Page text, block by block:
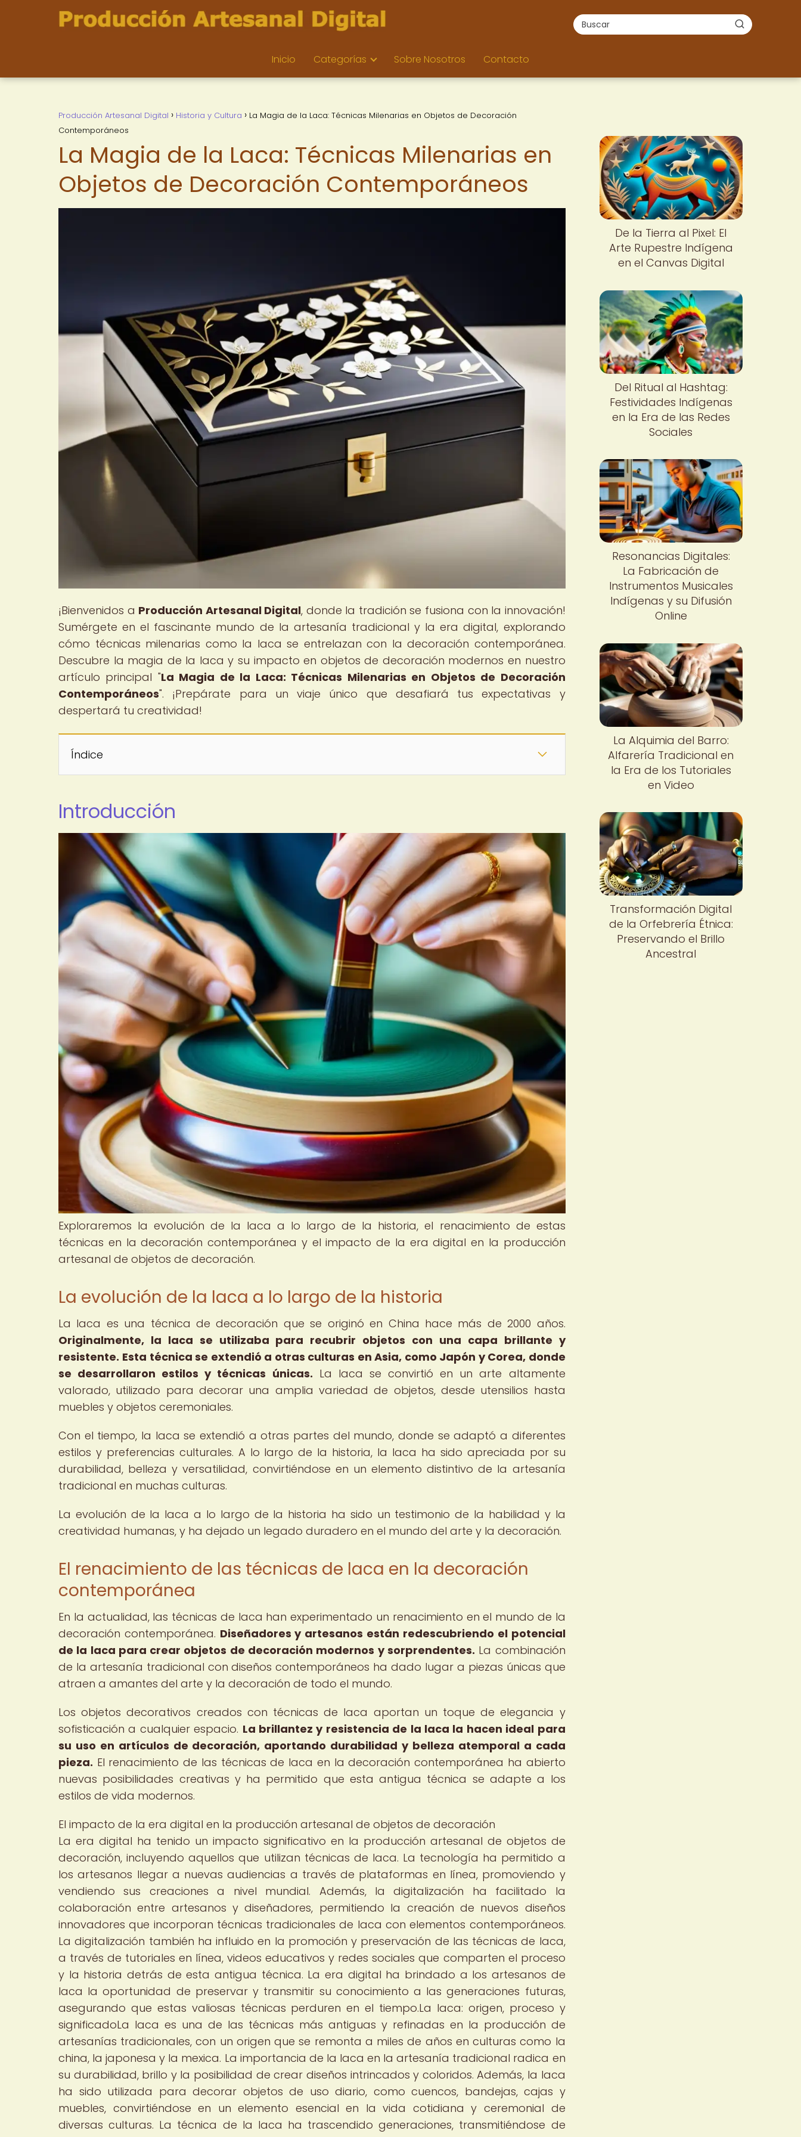
Inicio Categorías Sobre Nosotros Contacto
Producción Artesanal Digital Historia y Cultura
La Magia de la Laca: Técnicas Milenarias en Objetos de Decoración
Contemporáneos
La Magia de la Laca: Técnicas Milenarias en
Objetos de Decoración Contemporáneos
¡Bienvenidos a Producción Artesanal Digital, donde la tradición se fusiona con la innovación!
Sumérgete en el fascinante mundo de la artesanía tradicional y la era digital, explorando
cómo técnicas milenarias como la laca se entrelazan con la decoración contemporánea.
Descubre la magia de la laca y su impacto en objetos de decoración modernos en nuestro
artículo principal "La Magia de la Laca: Técnicas Milenarias en Objetos de Decoración
Contemporáneos". ¡Prepárate para un viaje único que desafiará tus expectativas y
despertará tu creatividad!
Índice
Introducción
Exploraremos la evolución de la laca a lo largo de la historia, el renacimiento de estas
técnicas en la decoración contemporánea y el impacto de la era digital en la producción
artesanal de objetos de decoración.
La evolución de la laca a lo largo de la historia
La laca es una técnica de decoración que se originó en China hace más de 2000 años.
Originalmente, la laca se utilizaba para recubrir objetos con una capa brillante y
resistente. Esta técnica se extendió a otras culturas en Asia, como Japón y Corea, donde
se desarrollaron estilos y técnicas únicas. La laca se convirtió en un arte altamente
valorado, utilizado para decorar una amplia variedad de objetos, desde utensilios hasta
muebles y objetos ceremoniales.
Con el tiempo, la laca se extendió a otras partes del mundo, donde se adaptó a diferentes
estilos y preferencias culturales. A lo largo de la historia, la laca ha sido apreciada por su
durabilidad, belleza y versatilidad, convirtiéndose en un elemento distintivo de la artesanía
tradicional en muchas culturas.
La evolución de la laca a lo largo de la historia ha sido un testimonio de la habilidad y la
creatividad humanas, y ha dejado un legado duradero en el mundo del arte y la decoración.
El renacimiento de las técnicas de laca en la decoración
contemporánea
En la actualidad, las técnicas de laca han experimentado un renacimiento en el mundo de la
decoración contemporánea. Diseñadores y artesanos están redescubriendo el potencial
de la laca para crear objetos de decoración modernos y sorprendentes. La combinación
de la artesanía tradicional con diseños contemporáneos ha dado lugar a piezas únicas que
atraen a amantes del arte y la decoración de todo el mundo.
Los objetos decorativos creados con técnicas de laca aportan un toque de elegancia y
sofisticación a cualquier espacio. La brillantez y resistencia de la laca la hacen ideal para
su uso en artículos de decoración, aportando durabilidad y belleza atemporal a cada
pieza. El renacimiento de las técnicas de laca en la decoración contemporánea ha abierto
nuevas posibilidades creativas y ha permitido que esta antigua técnica se adapte a los
estilos de vida modernos.
El impacto de la era digital en la producción artesanal de objetos de decoración
La era digital ha tenido un impacto significativo en la producción artesanal de objetos de
decoración, incluyendo aquellos que utilizan técnicas de laca. La tecnología ha permitido a
los artesanos llegar a nuevas audiencias a través de plataformas en línea, promoviendo y
vendiendo sus creaciones a nivel mundial. Además, la digitalización ha facilitado la
colaboración entre artesanos y diseñadores, permitiendo la creación de nuevos diseños
innovadores que incorporan técnicas tradicionales de laca con elementos contemporáneos.
La digitalización también ha influido en la promoción y preservación de las técnicas de laca,
a través de tutoriales en línea, videos educativos y redes sociales que comparten el proceso
y la historia detrás de esta antigua técnica. La era digital ha brindado a los artesanos de
laca la oportunidad de preservar y transmitir su conocimiento a las generaciones futuras,
asegurando que estas valiosas técnicas perduren en el tiempo.La laca: origen, proceso y
significadoLa laca es una de las técnicas más antiguas y refinadas en la producción de
artesanías tradicionales, con un origen que se remonta a miles de años en culturas como la
china, la japonesa y la mexica. La importancia de la laca en la artesanía tradicional radica en
su durabilidad, brillo y la posibilidad de crear diseños intrincados y coloridos. Además, la laca
ha sido utilizada para decorar objetos de uso diario, como cuencos, bandejas, cajas y
muebles, convirtiéndose en un elemento esencial en la vida cotidiana y ceremonial de
diversas culturas. La técnica de la laca ha trascendido generaciones, transmitiéndose de
De la Tierra al Pixel: El
Arte Rupestre Indígena
en el Canvas Digital
Del Ritual al Hashtag:
Festividades Indígenas
en la Era de las Redes
Sociales
Resonancias Digitales:
La Fabricación de
Instrumentos Musicales
Indígenas y su Difusión
Online
La Alquimia del Barro:
Alfarería Tradicional en
la Era de los Tutoriales
en Video
Transformación Digital
de la Orfebrería Étnica:
Preservando el Brillo
Ancestral